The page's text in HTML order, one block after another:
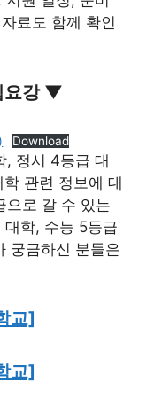
료도 함께 확인
요강 ▼
Download
, 정시 4등급 대
관련 정보에 대
으로 갈 수 있는
학, 수능 5등급
궁금하신 분들은
교]
교]